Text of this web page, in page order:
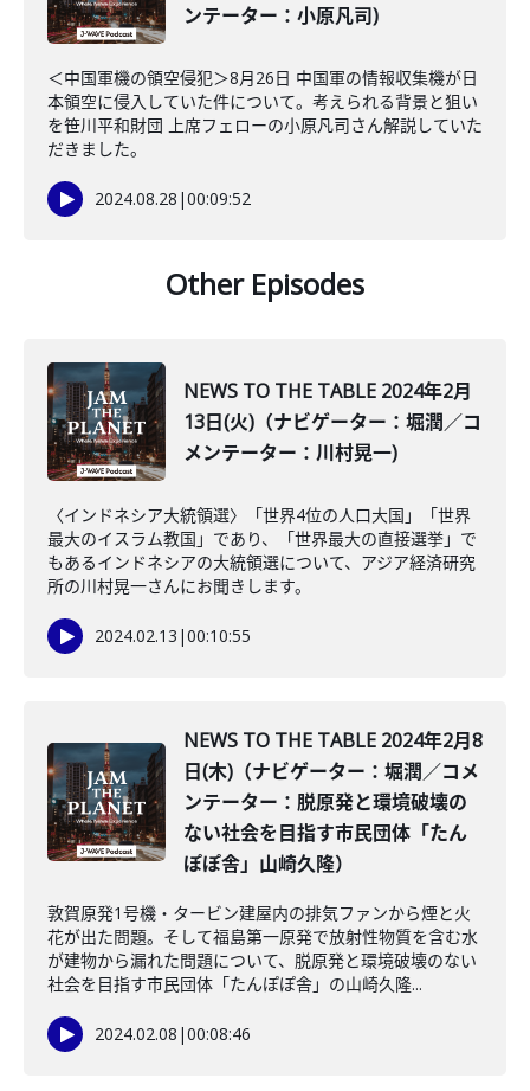
ンテーター：小原凡司)
＜中国軍機の領空侵犯＞8月26日 中国軍の情報収集機が日
本領空に侵入していた件について。考えられる背景と狙い
を笹川平和財団 上席フェローの小原凡司さん解説していた
だきました。
2024.08.28 |00:09:52
Other Episodes
NEWS TO THE TABLE 2024年2月
13日(火)（ナビゲーター：堀潤／コ
メンテーター：川村晃一)
〈インドネシア大統領選〉「世界4位の人口大国」「世界
最大のイスラム教国」であり、「世界最大の直接選挙」で
もあるインドネシアの大統領選について、アジア経済研究
所の川村晃一さんにお聞きします。
2024.02.13 |00:10:55
NEWS TO THE TABLE 2024年2月8
日(木)（ナビゲーター：堀潤／コメ
ンテーター：脱原発と環境破壊の
ない社会を目指す市民団体「たん
ぽぽ舎」山崎久隆）
敦賀原発1号機・タービン建屋内の排気ファンから煙と火
花が出た問題。そして福島第一原発で放射性物質を含む水
が建物から漏れた問題について、脱原発と環境破壊のない
社会を目指す市民団体「たんぽぽ舎」の山崎久隆...
2024.02.08 |00:08:46